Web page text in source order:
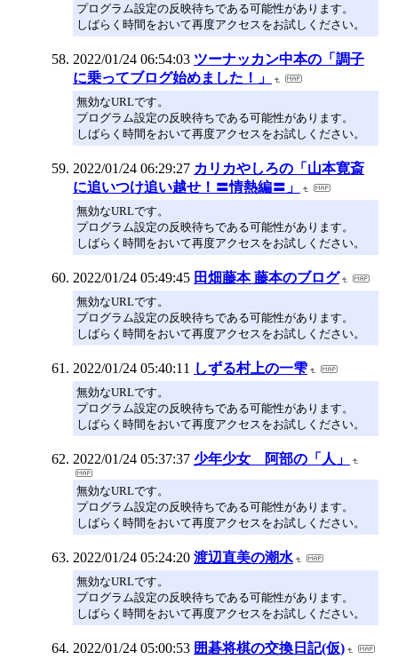
プログラム設定の反映待ちである可能性があります。
しばらく時間をおいて再度アクセスをお試しください。
2022/01/24 06:54:03 ツーナッカン中本の「調子
に乗ってブログ始めました！」
無効なURLです。
プログラム設定の反映待ちである可能性があります。
しばらく時間をおいて再度アクセスをお試しください。
2022/01/24 06:29:27 カリカやしろの「山本寛斎
に追いつけ追い越せ！〓情熱編〓」
無効なURLです。
プログラム設定の反映待ちである可能性があります。
しばらく時間をおいて再度アクセスをお試しください。
2022/01/24 05:49:45 田畑藤本 藤本のブログ
無効なURLです。
プログラム設定の反映待ちである可能性があります。
しばらく時間をおいて再度アクセスをお試しください。
2022/01/24 05:40:11 しずる村上の一雫
無効なURLです。
プログラム設定の反映待ちである可能性があります。
しばらく時間をおいて再度アクセスをお試しください。
2022/01/24 05:37:37 少年少女 阿部の「人」
無効なURLです。
プログラム設定の反映待ちである可能性があります。
しばらく時間をおいて再度アクセスをお試しください。
2022/01/24 05:24:20 渡辺直美の潮水
無効なURLです。
プログラム設定の反映待ちである可能性があります。
しばらく時間をおいて再度アクセスをお試しください。
2022/01/24 05:00:53 囲碁将棋の交換日記(仮)